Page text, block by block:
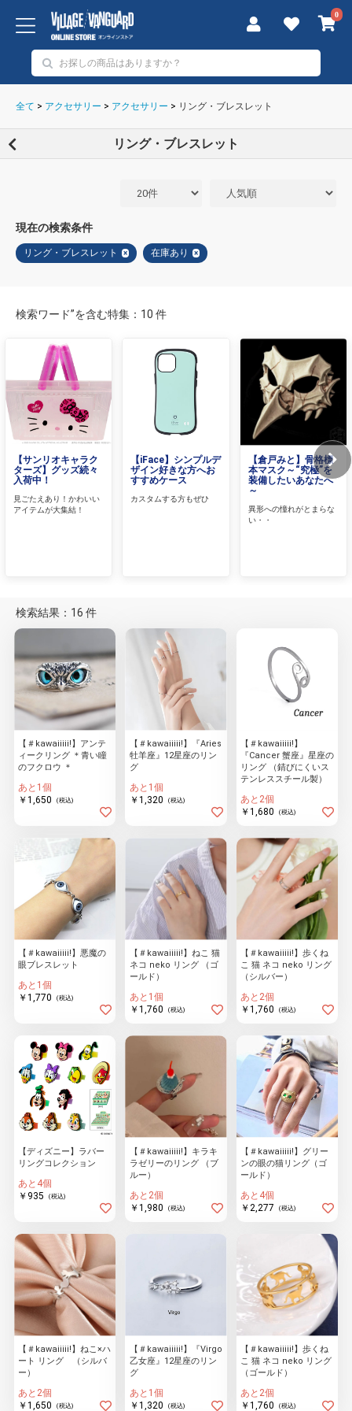
0
全て > アクセサリー > アクセサリー > リング・ブレスレット
リング・ブレスレット
現在の検索条件
リング・ブレスレット × 在庫あり ×
検索ワード”を含む特集：10 件
【サンリオキャラク
ターズ】グッズ続々
入荷中！
見ごたえあり！かわいい
アイテムが大集結！
【iFace】シンプルデ
ザイン好きな方へお
すすめケース
カスタムする方もぜひ
【倉戸みと】骨格標
本マスク～“究極”を
装備したいあなたへ
～
異形への憧れがとまらな
い・・
検索結果：16 件
【＃kawaiiiii!】アンテ
ィークリング ＊青い瞳
のフクロウ ＊
あと1個
￥1,650
(税込)
【＃kawaiiiii!】『Aries
牡羊座』12星座のリン
グ
あと1個
￥1,320
(税込)
【＃kawaiiiii!】
『Cancer 蟹座』星座の
リング （錆びにくいス
テンレススチール製）
あと2個
￥1,680
(税込)
【＃kawaiiiii!】悪魔の
眼ブレスレット
あと1個
￥1,770
(税込)
【＃kawaiiiii!】ねこ 猫
ネコ neko リング （ゴ
ールド）
あと1個
￥1,760
(税込)
【＃kawaiiiii!】歩くね
こ 猫 ネコ neko リング
（シルバー）
あと2個
￥1,760
(税込)
【ディズニー】ラバー
リングコレクション
あと4個
￥935
(税込)
【＃kawaiiiii!】キラキ
ラゼリーのリング （ブ
ルー）
あと2個
￥1,980
(税込)
【＃kawaiiiii!】グリー
ンの眼の猫リング（ゴ
ールド）
あと4個
￥2,277
(税込)
【＃kawaiiiii!】ねこ×ハ
ート リング （シルバ
ー）
あと2個
￥1,650
(税込)
【＃kawaiiiii!】『Virgo
乙女座』12星座のリン
グ
あと1個
￥1,320
(税込)
【＃kawaiiiii!】歩くね
こ 猫 ネコ neko リング
（ゴールド）
あと2個
￥1,760
(税込)
イラストレ
ーター
アダルトグ
ッズ